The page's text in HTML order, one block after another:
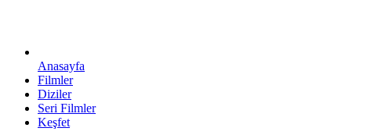
Anasayfa
Filmler
Diziler
Seri Filmler
Keşfet